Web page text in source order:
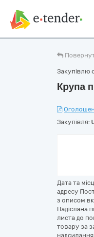
Закупівлю
Крупа
Закупівля:
Дата та
адресу
з описом
Надіслана
листа до
товару за